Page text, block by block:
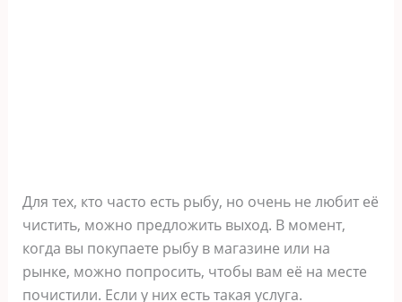
Для тех, кто часто есть рыбу, но очень не любит её
чистить, можно предложить выход. В момент,
когда вы покупаете рыбу в магазине или на
рынке, можно попросить, чтобы вам её на месте
почистили. Если у них есть такая услуга.